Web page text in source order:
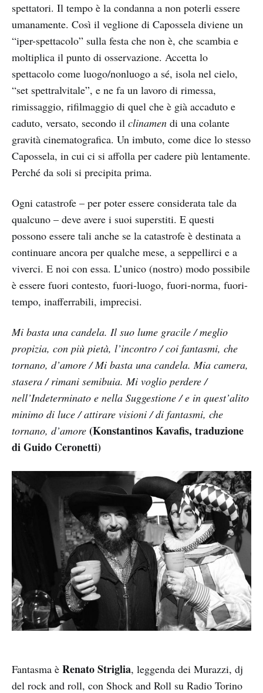
spettatori. Il tempo è la condanna a non poterli essere
umanamente. Così il veglione di Capossela diviene un
“iper-spettacolo” sulla festa che non è, che scambia e
moltiplica il punto di osservazione. Accetta lo
spettacolo come luogo/nonluogo a sé, isola nel cielo,
“set spettralvitale”, e ne fa un lavoro di rimessa,
rimissaggio, rifilmaggio di quel che è già accaduto e
caduto, versato, secondo il clinamen di una colante
gravità cinematografica. Un imbuto, come dice lo stesso
Capossela, in cui ci si affolla per cadere più lentamente.
Perché da soli si precipita prima.
Ogni catastrofe – per poter essere considerata tale da
qualcuno – deve avere i suoi superstiti. E questi
possono essere tali anche se la catastrofe è destinata a
continuare ancora per qualche mese, a seppellirci e a
viverci. E noi con essa. L’unico (nostro) modo possibile
è essere fuori contesto, fuori-luogo, fuori-norma, fuori-
tempo, inafferrabili, imprecisi.
Mi basta una candela. Il suo lume gracile / meglio
propizia, con più pietà, l’incontro / coi fantasmi, che
tornano, d’amore / Mi basta una candela. Mia camera,
stasera / rimani semibuia. Mi voglio perdere /
nell’Indeterminato e nella Suggestione / e in quest’alito
minimo di luce / attirare visioni / di fantasmi, che
tornano, d’amore (Konstantinos Kavafis, traduzione
di Guido Ceronetti)
Fantasma è Renato Striglia, leggenda dei Murazzi, dj
del rock and roll, con Shock and Roll su Radio Torino